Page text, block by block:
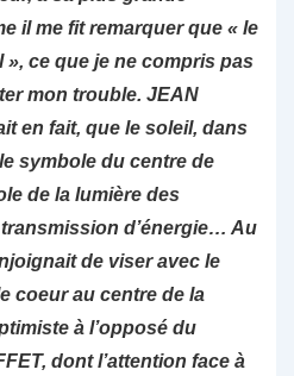
il me fit remarquer que « le
», ce que je ne compris pas
mon trouble. JEAN
en fait, que le soleil, dans
symbole du centre de
de la lumière des
d’énergie… Au
de viser avec le
coeur au centre de la
à l’opposé du
dont l’attention face à